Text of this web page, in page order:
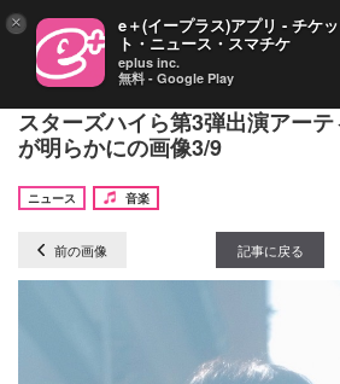
京都の音楽フェス『ナノボロ
スターズハイら第3弾出演アーテ
が明らかにの画像3/9
ニュース
音楽
前の画像 記事に戻る
× e＋(イープラス)アプリ - チケッ
ト・ニュース・スマチケ
eplus inc.
無料 - Google Play